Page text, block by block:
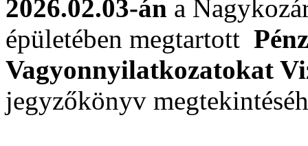
2026.02.03-án a
épületében megtartott
Vagyonnyilatkozatokat
jegyzőkönyv